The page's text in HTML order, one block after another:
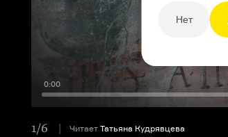
Нет
0:00
1/6 Читает Татьяна Кудрявцева